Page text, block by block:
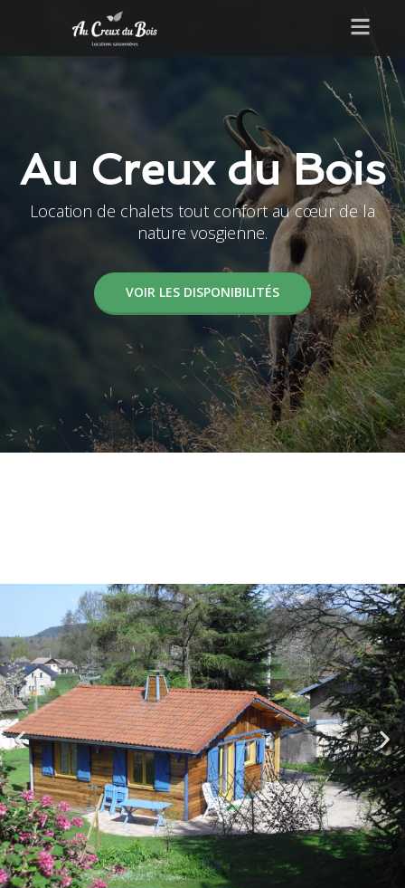
Au Creux du Bois
Location de chalets tout confort au cœur de la
nature vosgienne.
VOIR LES DISPONIBILITÉS